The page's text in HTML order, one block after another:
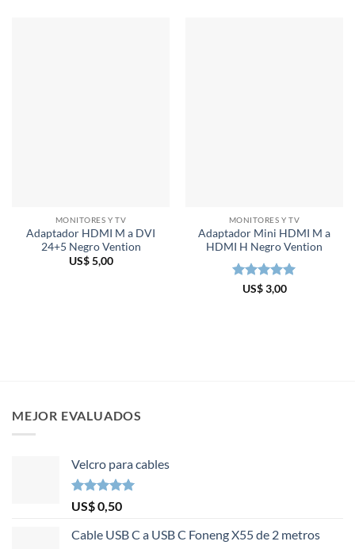
MONITORES Y TV
Adaptador HDMI M a DVI
24+5 Negro Vention
US$5,00
MONITORES Y TV
Adaptador Mini HDMI M a
HDMI H Negro Vention
Valorado en
US$3,00
MEJOR EVALUADOS
Velcro para cables
Valorado en
5.00
de 5
US$0,50
Cable USB C a USB C Foneng X55 de 2 metros